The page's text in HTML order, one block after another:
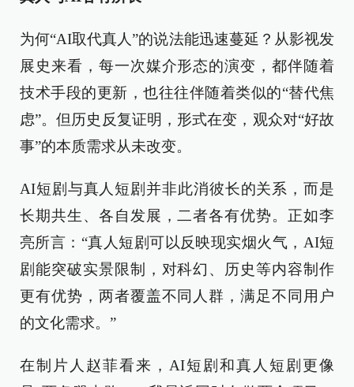
为何“AI取代真人”的说法能迅速蔓延？从影视发
展史来看，每一次媒介形态的演变，都伴随着
技术手段的更新，也往往伴随着类似的“替代焦
虑”。但历史反复证明，形式在变，观众对“好故
事”的本质需求从未改变。
AI短剧与真人短剧并非此消彼长的关系，而是
长期共生、各自发展，二者各有优势。正如李
亮所言：“真人短剧可以反映现实烟火气，AI短
剧能突破实景限制，对科幻、历史等内容制作
更有优势，两者覆盖不同人群，满足不同用户
的文化需求。”
在制片人赵菲看来，AI短剧和真人短剧更像